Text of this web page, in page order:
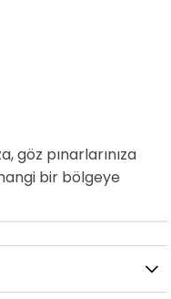
göz pınarlarınıza
bir bölgeye